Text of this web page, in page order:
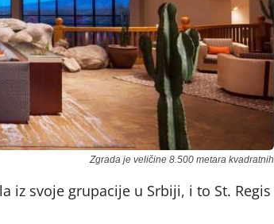
Zgrada je veličine 8.500 metara kvadratnih
iz svoje grupacije u Srbiji, i to St. Regis